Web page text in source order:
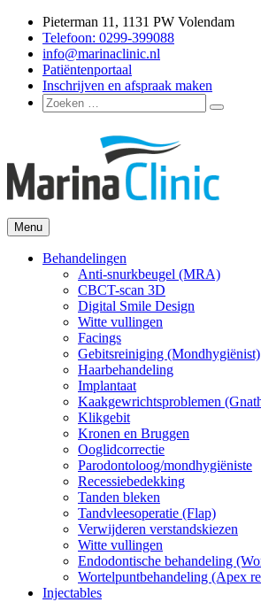
naar
inhoud
Pieterman 11, 1131 PW Volendam
Telefoon: 0299-399088
info@marinaclinic.nl
Patiëntenportaal
Inschrijven en afspraak maken
Zoeken
naar:
Zoeken
Marina Clinic
Omdat u goed in uw vel mag zitten.
Menu
Behandelingen
Anti-snurkbeugel (MRA)
CBCT-scan 3D
Digital Smile Design
Witte vullingen
Facings
Gebitsreiniging (Mondhygiënist)
Haarbehandeling
Implantaat
Kaakgewrichtsproblemen
Klikgebit
Kronen en Bruggen
Ooglidcorrectie
Parodontoloog/mondhygiëniste
Recessiebedekking
Tanden bleken
Tandvleesoperatie (Flap)
Verwijderen verstandskiezen
Witte vullingen
Endodontische behandeling
Wortelpuntbehandeling (Apex
Injectables